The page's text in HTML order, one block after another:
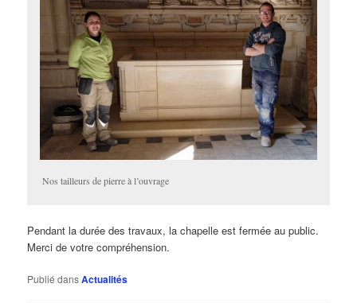
Nos tailleurs de pierre à l’ouvrage
Pendant la durée des travaux, la chapelle est fermée au public.
Merci de votre compréhension.
Publié dansActualités